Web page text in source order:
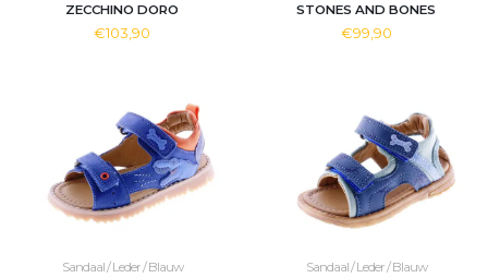
ZECCHINO DORO
€103,90
STONES AND BONES
€99,90
Sandaal / Leder / Blauw
Sandaal / Leder / Blauw